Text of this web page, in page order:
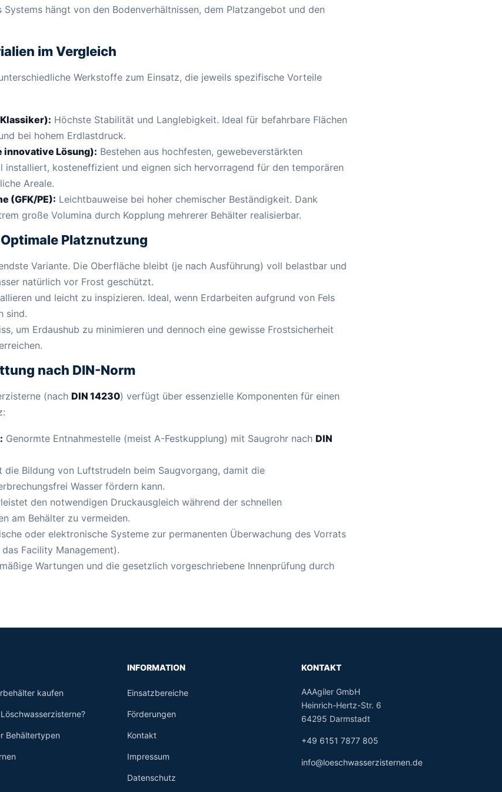
Systems hängt von den Bodenverhältnissen, dem Platzangebot und den
im Vergleich
Werkstoffe zum Einsatz, die jeweils spezifische Vorteile
Höchste Stabilität und Langlebigkeit. Ideal für befahrbare Flächen
bei hohem Erdlastdruck.
innovative Lösung): Bestehen aus hochfesten, gewebeverstärkten
installiert, kosteneffizient und eignen sich hervorragend für den temporären
Areale.
(GFK/PE): Leichtbauweise bei hoher chemischer Beständigkeit. Dank
große Volumina durch Kopplung mehrerer Behälter realisierbar.
Platznutzung
Variante. Die Oberfläche bleibt (je nach Ausführung) voll belastbar und
natürlich vor Frost geschützt.
und leicht zu inspizieren. Ideal, wenn Erdarbeiten aufgrund von Fels
sind.
um Erdaushub zu minimieren und dennoch eine gewisse Frostsicherheit
nach DIN-Norm
(nach DIN 14230) verfügt über essenzielle Komponenten für einen
Genormte Entnahmestelle (meist A-Festkupplung) mit Saugrohr nach DIN
die Bildung von Luftstrudeln beim Saugvorgang, damit die
Wasser fördern kann.
den notwendigen Druckausgleich während der schnellen
am Behälter zu vermeiden.
oder elektronische Systeme zur permanenten Überwachung des Vorrats
Facility Management).
Wartungen und die gesetzlich vorgeschriebene Innenprüfung durch
kaufen
Behältertypen
INFORMATION
Einsatzbereiche
Förderungen
Kontakt
Impressum
Datenschutz
KONTAKT
AAAgiler GmbH
Heinrich-Hertz-Str. 6
64295 Darmstadt
+49 6151 7877 805
info@loeschwasserzisternen.de